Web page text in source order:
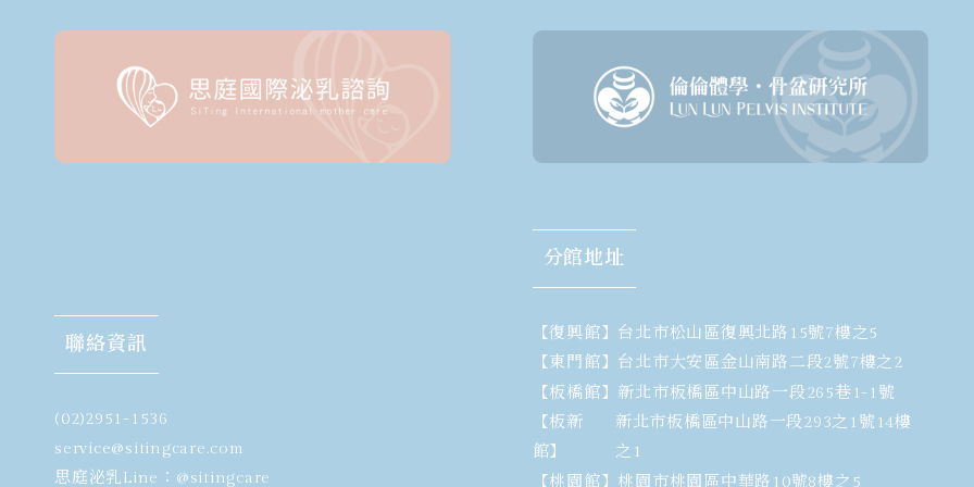
聯絡資訊
(02)2951-1536
​service@sitingcare.com
思庭泌乳Line： @sitingcare
分館地址
【復興館】 台北市松山區復興北路15號7樓之5
【東門館】 台北市大安區金山南路二段2號7樓之2
【板橋館】 新北市板橋區中山路一段265巷1-1號
【板新
館】
新北市板橋區中山路一段293之1號14樓
之1
【桃園館】 桃園市桃園區中華路10號8樓之5